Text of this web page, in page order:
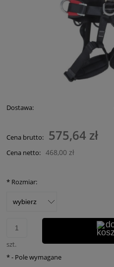
Dostawa:
Cena brutto: 575,64 zł
Cena netto: 468,00 zł
* Rozmiar:
szt.
*- Pole wymagane